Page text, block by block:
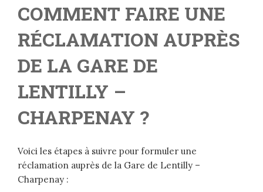
COMMENT FAIRE UNE
RÉCLAMATION AUPRÈS
DE LA GARE DE
LENTILLY –
CHARPENAY ?
Voici les étapes à suivre pour formuler une
réclamation auprès de la Gare de Lentilly –
Charpenay :